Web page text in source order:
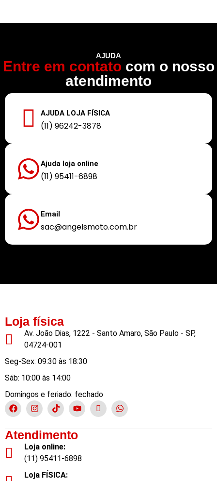
AJUDA
Entre em contatocom o nosso
atendimento
AJUDA LOJA FÍSICA
(11) 96242-3878
Ajuda loja online
(11) 95411-6898
Email
sac@angelsmoto.com.br
Loja física
Av. João Dias, 1222 - Santo Amaro, São Paulo - SP,
04724-001
Seg-Sex: 09:30 às 18:30
Sáb: 10:00 às 14:00
Domingos e feriado: fechado
Atendimento
Loja online:
(11) 95411-6898
Loja FÍSICA: